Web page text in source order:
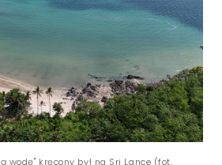
wodę" kręcony był na Sri Lance (fot.